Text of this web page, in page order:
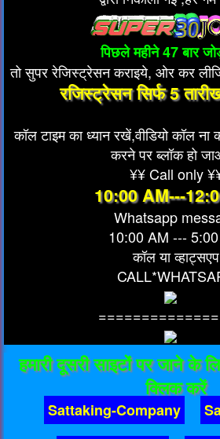
पिछले महीने 47 बार
तो सुपर रेजिस्ट्रेसन कराइये, ओर कर
रजिस्ट्रेसन सिर्फ 5
कॉल टाइम का ध्यान रखें,वीडियो कॉल
करने पर ब्लॉक हो
¥¥ Call only
10:00 AM---
Whatsapp
10:00 AM ---
कॉल या व्हाट्सएप
हमारी दूसरी साइटों पर जाने के
क्लिक करें
Sattaking-Company